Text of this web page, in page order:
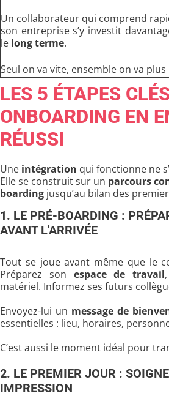
Un collaborateur qui comprend
son entreprise s’y investit
le long terme.
Seul on va vite, ensemble on va plus
LES 5 ÉTAPES
ONBOARDING EN
RÉUSSI
Une intégration qui fonctionne ne
Elle se construit sur un parcours
boarding jusqu’au bilan des
1. LE PRÉ-BOARDING :
AVANT L'ARRIVÉE
Tout se joue avant même que le
Préparez son espace de travail
matériel. Informez ses futurs
Envoyez-lui un message de
essentielles : lieu, horaires,
C’est aussi le moment idéal pour
2. LE PREMIER JOUR :
IMPRESSION